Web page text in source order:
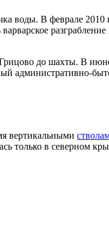
воды. В феврале
варварское
до шахты. В
административно-
вертикальными
в северном